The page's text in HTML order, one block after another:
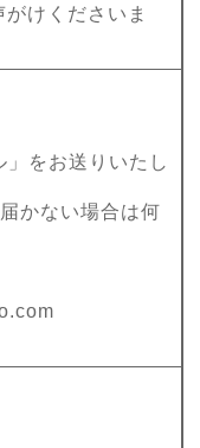
けくださいま
」をお送りいたし
かない場合は何